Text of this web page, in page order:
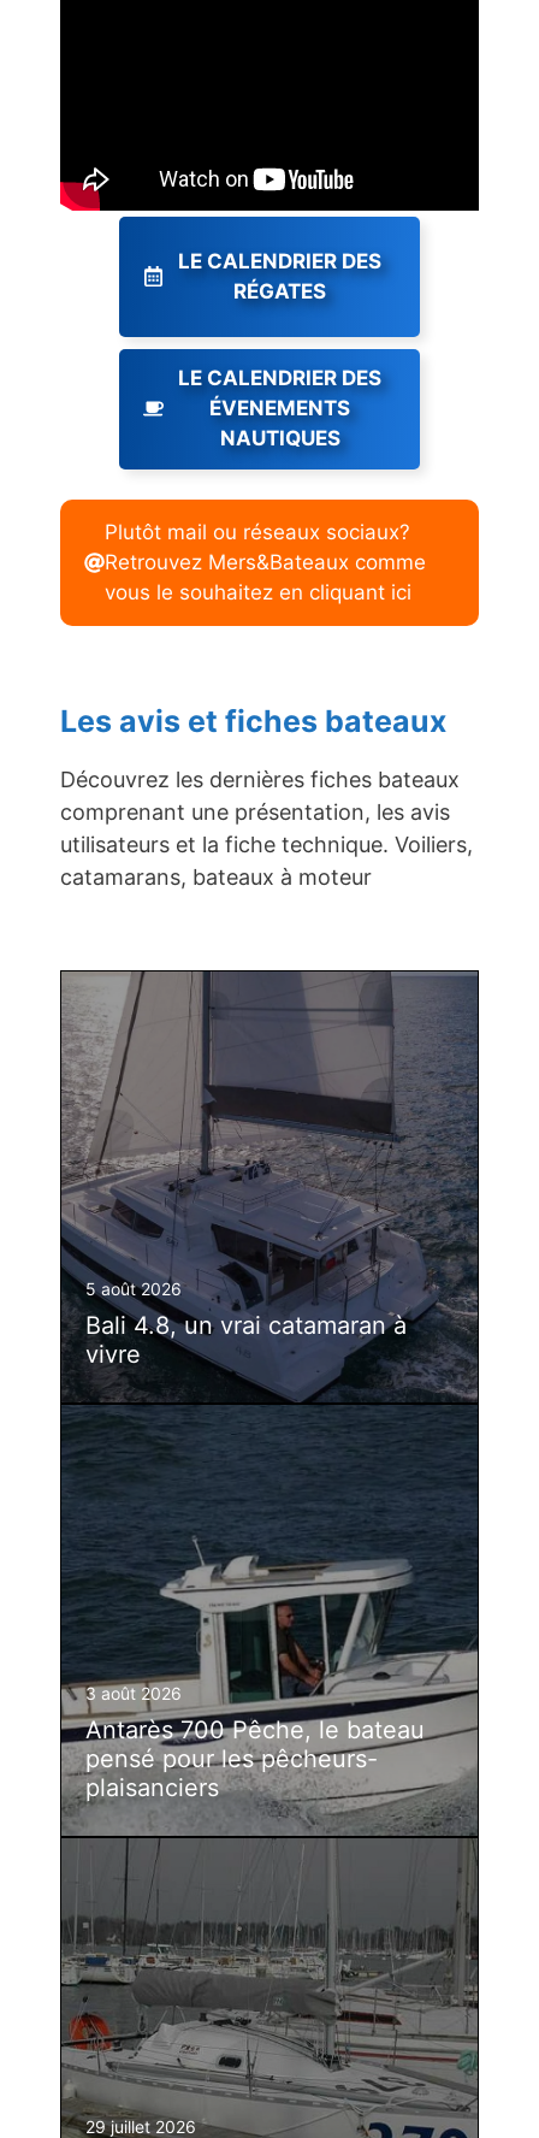
LE CALENDRIER DES
RÉGATES
LE CALENDRIER DES
ÉVENEMENTS
NAUTIQUES
Plutôt mail ou réseaux sociaux?
Retrouvez Mers&Bateaux comme
vous le souhaitez en cliquant ici
Les avis et fiches bateaux
Découvrez les dernières fiches bateaux
comprenant une présentation, les avis
utilisateurs et la fiche technique. Voiliers,
catamarans, bateaux à moteur
5 août 2026
Bali 4.8, un vrai catamaran à
vivre
3 août 2026
Antarès 700 Pêche, le bateau
pensé pour les pêcheurs-
plaisanciers
29 juillet 2026